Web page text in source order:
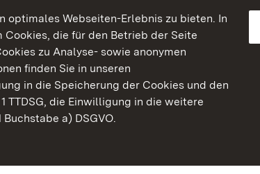
optimales Webseiten-Erlebnis zu bieten. In
die für den Betrieb der Seite
zu Analyse- sowie anonymen
finden Sie in unseren
in die Speicherung der Cookies und den
TTDSG, die Einwilligung in die weitere
a) DSGVO.